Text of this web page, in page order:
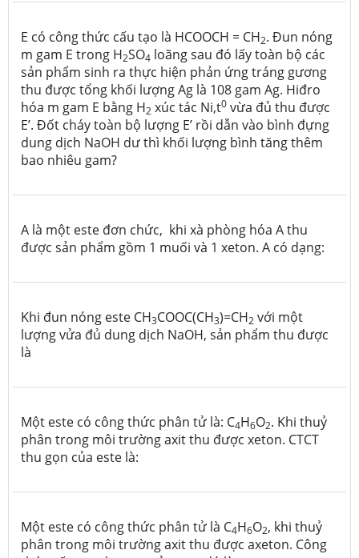
E có công thức cấu tạo là HCOOCH = CH2. Đun nóng
m gam E trong H2SO4 loãng sau đó lấy toàn bộ các
sản phẩm sinh ra thực hiện phản ứng tráng gương
thu được tổng khối lượng Ag là 108 gam Ag. Hiđro
hóa m gam E bằng H2 xúc tác Ni,t0 vừa đủ thu được
E’. Đốt cháy toàn bộ lượng E’ rồi dẫn vào bình đựng
dung dịch NaOH dư thì khối lượng bình tăng thêm
bao nhiêu gam?
A là một este đơn chức, khi xà phòng hóa A thu
được sản phẩm gồm 1 muối và 1 xeton. A có dạng:
Khi đun nóng este CH3COOC(CH3)=CH2 với một
lượng vửa đủ dung dịch NaOH, sản phẩm thu được
là
Một este có công thức phân tử là: C4H6O2. Khi thuỷ
phân trong môi trường axit thu được xeton. CTCT
thu gọn của este là:
Một este có công thức phân tử là C4H6O2, khi thuỷ
phân trong môi trường axit thu được axeton. Công